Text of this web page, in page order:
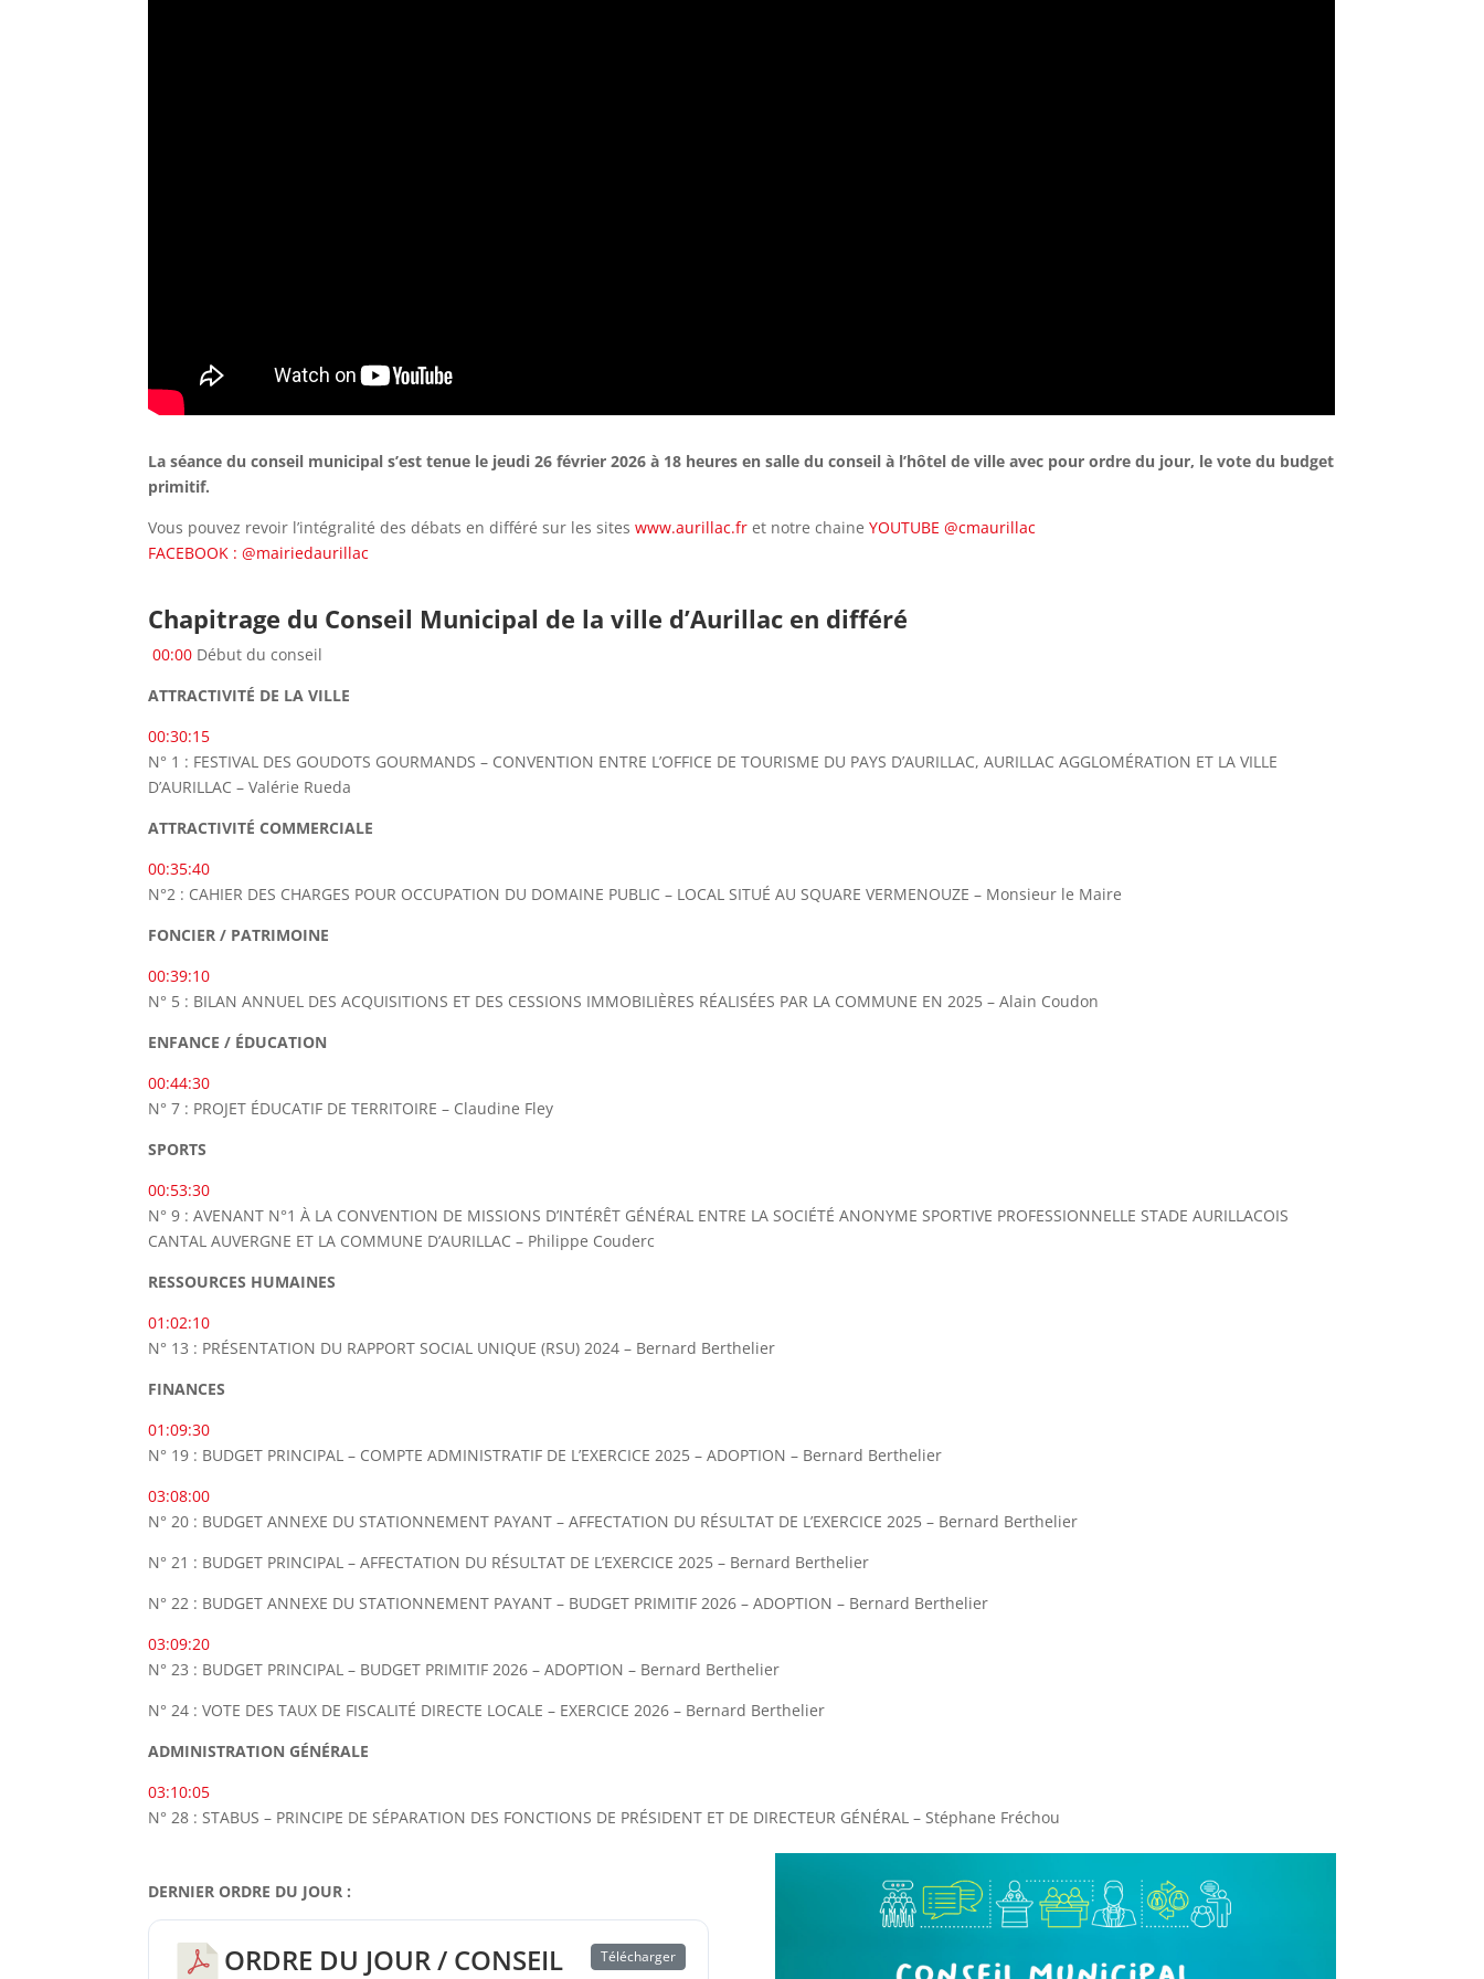
La séance du conseil municipal s’est tenue le jeudi 26 février 2026 à 18 heures en salle du conseil à l’hôtel de ville avec pour ordre du jour, le vote du budget
primitif.
Vous pouvez revoir l’intégralité des débats en différé sur les siteswww.aurillac.fr et notre chaineYOUTUBE @cmaurillac
FACEBOOK : @mairiedaurillac
Chapitrage du Conseil Municipal de la ville d’Aurillac en différé
00:00 Début du conseil
ATTRACTIVITÉ DE LA VILLE
00:30:15
N° 1 : FESTIVAL DES GOUDOTS GOURMANDS – CONVENTION ENTRE L’OFFICE DE TOURISME DU PAYS D’AURILLAC, AURILLAC AGGLOMÉRATION ET LA VILLE
D’AURILLAC – Valérie Rueda
ATTRACTIVITÉ COMMERCIALE
00:35:40
N°2 : CAHIER DES CHARGES POUR OCCUPATION DU DOMAINE PUBLIC – LOCAL SITUÉ AU SQUARE VERMENOUZE – Monsieur le Maire
FONCIER / PATRIMOINE
00:39:10
N° 5 : BILAN ANNUEL DES ACQUISITIONS ET DES CESSIONS IMMOBILIÈRES RÉALISÉES PAR LA COMMUNE EN 2025 – Alain Coudon
ENFANCE / ÉDUCATION
00:44:30
N° 7 : PROJET ÉDUCATIF DE TERRITOIRE – Claudine Fley
SPORTS
00:53:30
N° 9 : AVENANT N°1 À LA CONVENTION DE MISSIONS D’INTÉRÊT GÉNÉRAL ENTRE LA SOCIÉTÉ ANONYME SPORTIVE PROFESSIONNELLE STADE AURILLACOIS
CANTAL AUVERGNE ET LA COMMUNE D’AURILLAC – Philippe Couderc
RESSOURCES HUMAINES
01:02:10
N° 13 : PRÉSENTATION DU RAPPORT SOCIAL UNIQUE (RSU) 2024 – Bernard Berthelier
FINANCES
01:09:30
N° 19 : BUDGET PRINCIPAL – COMPTE ADMINISTRATIF DE L’EXERCICE 2025 – ADOPTION – Bernard Berthelier
03:08:00
N° 20 : BUDGET ANNEXE DU STATIONNEMENT PAYANT – AFFECTATION DU RÉSULTAT DE L’EXERCICE 2025 – Bernard Berthelier
N° 21 : BUDGET PRINCIPAL – AFFECTATION DU RÉSULTAT DE L’EXERCICE 2025 – Bernard Berthelier
N° 22 : BUDGET ANNEXE DU STATIONNEMENT PAYANT – BUDGET PRIMITIF 2026 – ADOPTION – Bernard Berthelier
03:09:20
N° 23 : BUDGET PRINCIPAL – BUDGET PRIMITIF 2026 – ADOPTION – Bernard Berthelier
N° 24 : VOTE DES TAUX DE FISCALITÉ DIRECTE LOCALE – EXERCICE 2026 – Bernard Berthelier
ADMINISTRATION GÉNÉRALE
03:10:05
N° 28 : STABUS – PRINCIPE DE SÉPARATION DES FONCTIONS DE PRÉSIDENT ET DE DIRECTEUR GÉNÉRAL – Stéphane Fréchou
DERNIER ORDRE DU JOUR :
ORDRE DU JOUR / CONSEIL
Télécharger